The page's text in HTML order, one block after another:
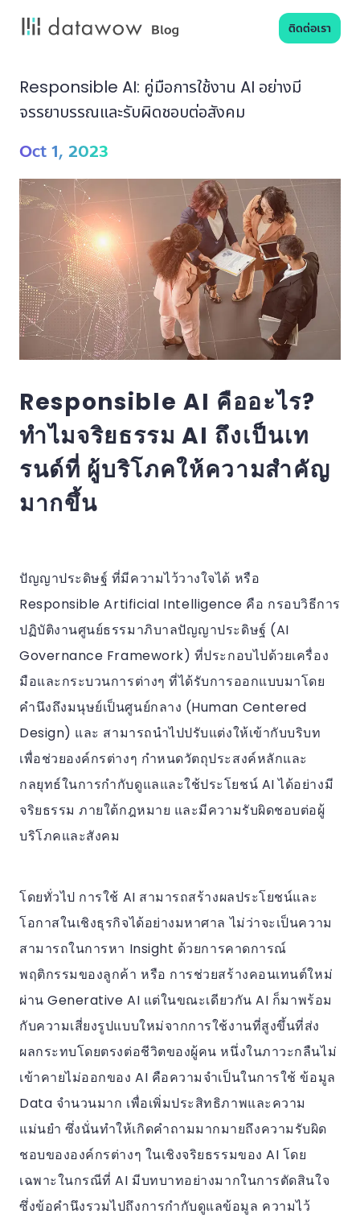
ติดต่อเรา
Responsible AI: คู่มือการใช้งาน AI อย่างมี
จรรยาบรรณและรับผิดชอบต่อสังคม
Oct 1, 2023
Responsible AI คืออะไร?
ทำไมจริยธรรม AI ถึงเป็นเท
รนด์ที่ ผู้บริโภคให้ความสำคัญ
มากขึ้น
ปัญญาประดิษฐ์ ที่มีความไว้วางใจได้ หรือ
Responsible Artificial Intelligence คือ กรอบวิธีการ
ปฏิบัติงานศูนย์ธรรมาภิบาลปัญญาประดิษฐ์ (AI
Governance Framework) ที่ประกอบไปด้วยเครื่อง
มือและกระบวนการต่างๆ ที่ได้รับการออกแบบมาโดย
คำนึงถึงมนุษย์เป็นศูนย์กลาง (Human Centered
Design) และ สามารถนำไปปรับแต่งให้เข้ากับบริบท
เพื่อช่วยองค์กรต่างๆ กำหนดวัตถุประสงค์หลักและ
กลยุทธ์ในการกำกับดูแลและใช้ประโยชน์ AI ได้อย่างมี
จริยธรรม ภายใต้กฎหมาย และมีความรับผิดชอบต่อผู้
บริโภคและสังคม
โดยทั่วไป การใช้ AI สามารถสร้างผลประโยชน์และ
โอกาสในเชิงธุรกิจได้อย่างมหาศาล ไม่ว่าจะเป็นความ
สามารถในการหา Insight ด้วยการคาดการณ์
พฤติกรรมของลูกค้า หรือ การช่วยสร้างคอนเทนต์ใหม่
ผ่าน Generative AI แต่ในขณะเดียวกัน AI ก็มาพร้อม
กับความเสี่ยงรูปแบบใหม่จากการใช้งานที่สูงขึ้นที่ส่ง
ผลกระทบโดยตรงต่อชีวิตของผู้คน หนึ่งในภาวะกลืนไม่
เข้าคายไม่ออกของ AI คือความจำเป็นในการใช้ ข้อมูล
Data จำนวนมาก เพื่อเพิ่มประสิทธิภาพและความ
แม่นยำ ซึ่งนั่นทำให้เกิดคำถามมากมายถึงความรับผิด
ชอบขององค์กรต่างๆ ในเชิงจริยธรรมของ AI โดย
เฉพาะในกรณีที่ AI มีบทบาทอย่างมากในการตัดสินใจ
ซึ่งข้อคำนึงรวมไปถึงการกำกับดูแลข้อมูล ความไว้